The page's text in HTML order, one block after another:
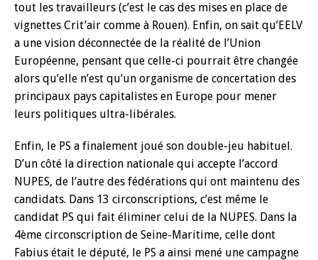
tout les travailleurs (c’est le cas des mises en place de
vignettes Crit’air comme à Rouen). Enfin, on sait qu’EELV
a une vision déconnectée de la réalité de l’Union
Européenne, pensant que celle-ci pourrait être changée
alors qu’elle n’est qu’un organisme de concertation des
principaux pays capitalistes en Europe pour mener
leurs politiques ultra-libérales.
Enfin, le PS a finalement joué son double-jeu habituel.
D’un côté la direction nationale qui accepte l’accord
NUPES, de l’autre des fédérations qui ont maintenu des
candidats. Dans 13 circonscriptions, c’est même le
candidat PS qui fait éliminer celui de la NUPES. Dans la
4ème circonscription de Seine-Maritime, celle dont
Fabius était le député, le PS a ainsi mené une campagne